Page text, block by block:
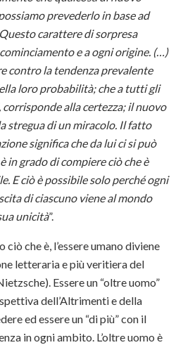
prevederlo in base ad
carattere di sorpresa
e a ogni origine. (…)
contro la tendenza prevalente
loro probabilità; che a tutti gli
alla certezza; il nuovo
stregua di un miracolo. Il fatto
significa che da lui ci si può
in grado di compiere ciò che è
E ciò è possibile solo perché ogni
di ciascuno viene al mondo
unicità”.
che è, l’essere umano diviene
letteraria e più veritiera del
Essere un “oltre uomo”
dell’Altrimenti e della
ed essere un “di più” con il
in ogni ambito. L’oltre uomo è